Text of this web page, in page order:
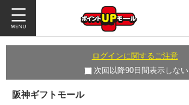
ログインに関するご注意
次回以降90日間表示しない
阪神ギフトモール